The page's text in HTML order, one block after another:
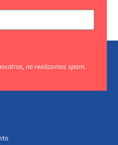
no realizamos spam.